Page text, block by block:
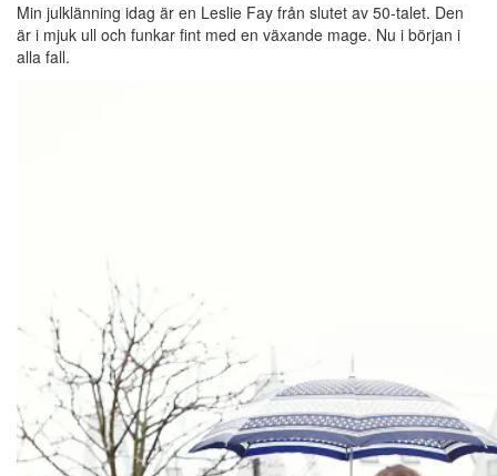
Min julklänning idag är en Leslie Fay från slutet av 50-talet. Den
är i mjuk ull och funkar fint med en växande mage. Nu i början i
alla fall.